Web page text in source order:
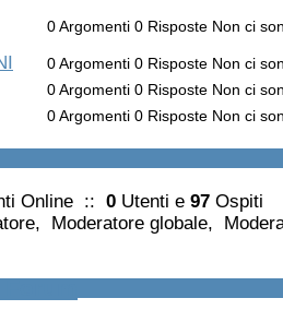
0Argomenti 0 Risposte Non ci
0Argomenti 0 Risposte Non ci
0Argomenti 0 Risposte Non ci
0Argomenti 0 Risposte Non ci
Online :: 0 Utenti e 97 Ospiti
, Moderatore globale,